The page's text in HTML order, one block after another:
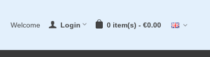
Welcome Login 0 item(s) - €0.00